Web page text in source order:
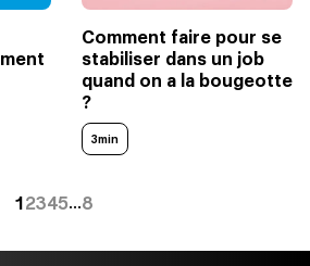
Comment faire pour se
stabiliser dans un job
quand on a la bougeotte
?
3min
12345…8